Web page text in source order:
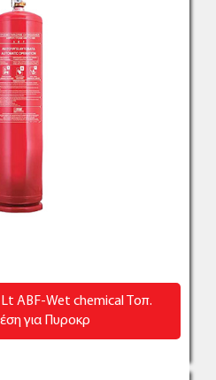
ABF-Wet chemical Τοπ.
για Πυροκρ